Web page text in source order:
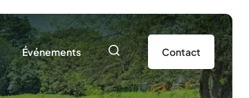
Événements
Agenda
Contact